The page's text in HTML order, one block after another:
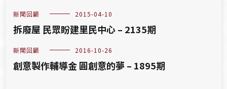
新聞回顧 2015-04-10
拆廢屋 民眾盼建里民中心 – 2135期
新聞回顧 2016-10-26
創意製作輔導金 圓創意的夢 – 1895期